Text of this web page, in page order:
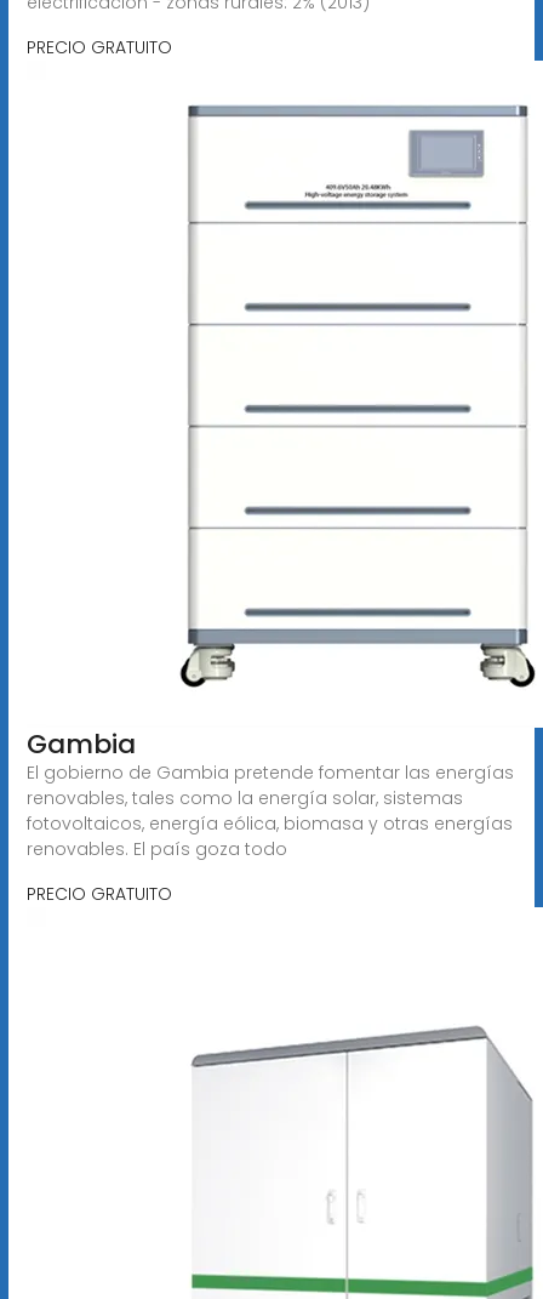
PRECIO GRATUITO
Gambia
El gobierno de Gambia pretende fomentar las energías
renovables, tales como la energía solar, sistemas
fotovoltaicos, energía eólica, biomasa y otras energías
renovables. El país goza todo
PRECIO GRATUITO